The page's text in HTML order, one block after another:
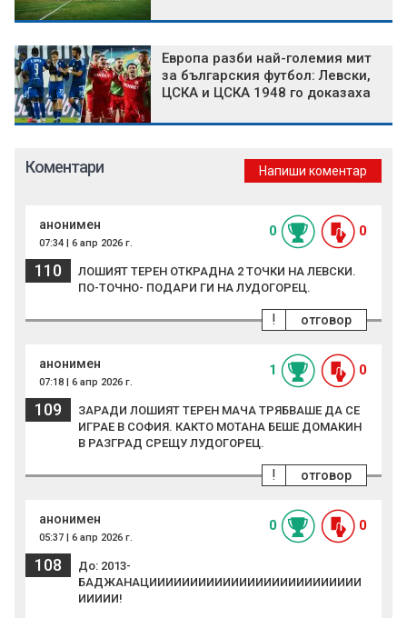
Европа разби най-големия мит
за българския футбол: Левски,
ЦСКА и ЦСКА 1948 го доказаха
Коментари Напиши коментар
анонимен
07:34 | 6 апр 2026 г.
0 0
110
ЛОШИЯТ ТЕРЕН ОТКРАДНА 2 ТОЧКИ НА ЛЕВСКИ.
ПО-ТОЧНО- ПОДАРИ ГИ НА ЛУДОГОРЕЦ.
отговор
!
анонимен
07:18 | 6 апр 2026 г.
1 0
109
ЗАРАДИ ЛОШИЯТ ТЕРЕН МАЧА ТРЯБВАШЕ ДА СЕ
ИГРАЕ В СОФИЯ. КАКТО МОТАНА БЕШЕ ДОМАКИН
В РАЗГРАД СРЕЩУ ЛУДОГОРЕЦ.
отговор
!
анонимен
05:37 | 6 апр 2026 г.
0 0
108
До: 2013-
БАДЖАНАЦИИИИИИИИИИИИИИИИИИИИИИИИИИ
ИИИИИ!